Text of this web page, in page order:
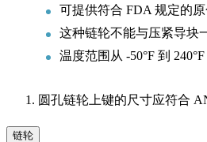
可提供符合 FDA 规定的
这种链轮不能与压紧导块
温度范围从 -50°F 到 240°F
圆孔链轮上键的尺寸应符合
链轮